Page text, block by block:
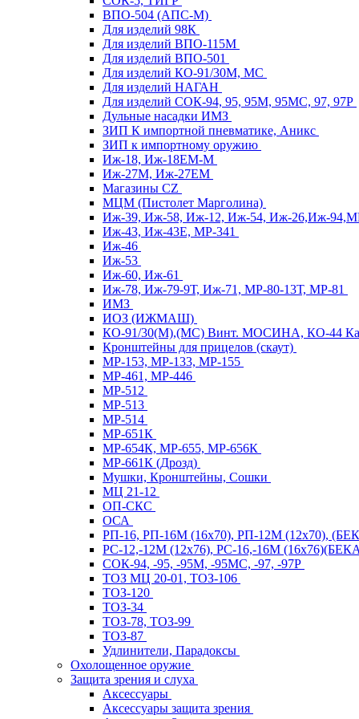
ВПО-504 (АПС-М)
Для изделий 98К
Для изделий ВПО-115М
Для изделий ВПО-501
Для изделий КО-91/30М, МС
Для изделий НАГАН
Для изделий СОК-94, 95, 95М, 95МС, 97, 97Р
Дульные насадки ИМЗ
ЗИП К импортной пневматике, Аникс
ЗИП к импортному оружию
Иж-18, Иж-18ЕМ-М
Иж-27М, Иж-27ЕМ
Магазины CZ
МЦМ (Пистолет Марголина)
Иж-39, Иж-58, Иж-12, Иж-54, Иж-26,Иж-
Иж-43, Иж-43Е, МР-341
Иж-46
Иж-53
Иж-60, Иж-61
Иж-78, Иж-79-9Т, Иж-71, МР-80-13Т, МР-81
ИМЗ
ИОЗ (ИЖМАШ)
КО-91/30(М),(МС) Винт. МОСИНА, КО-44
Кронштейны для прицелов (скаут)
МР-153, МР-133, МР-155
МР-461, МР-446
МР-512
МР-513
МР-514
МР-651К
МР-654К, МР-655, МР-656К
МР-661К (Дрозд)
Мушки, Кронштейны, Сошки
МЦ 21-12
ОП-СКС
ОСА
РП-16, РП-16М (16х70), РП-12М (12х70),
РС-12,-12М (12х76), РС-16,-16М
СОК-94, -95, -95М, -95МС, -97, -97Р
ТОЗ МЦ 20-01, ТОЗ-106
ТОЗ-120
ТОЗ-34
ТОЗ-78, ТОЗ-99
ТОЗ-87
Удлинители, Парадоксы
Охолощенное оружие
Защита зрения и слуха
Аксессуары
Аксессуары защита зрения